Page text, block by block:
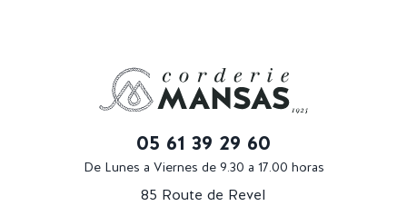
05 61 39 29 60
De Lunes a Viernes de 9.30 a 17.00 horas
85 Route de Revel